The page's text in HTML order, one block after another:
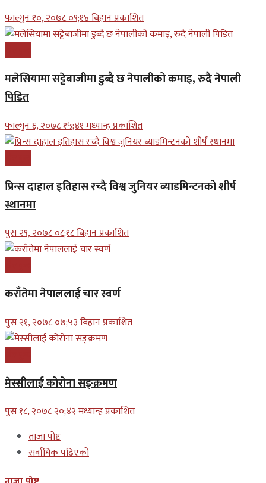
फाल्गुन १०, २०७८ ०९;१४ बिहान प्रकाशित
मलेसियामा सट्टेबाजीमा डुब्दै छ नेपालीको कमाइ, रुदै नेपाली
पिडित
फाल्गुन ६, २०७८ १५;४१ मध्यान्ह प्रकाशित
प्रिन्स दाहाल इतिहास रच्दै विश्व जुनियर ब्याडमिन्टनको शीर्ष
स्थानमा
पुस २९, २०७८ ०८;१८ बिहान प्रकाशित
कराँतेमा नेपाललाई चार स्वर्ण
पुस २१, २०७८ ०७;५३ बिहान प्रकाशित
मेस्सीलाई कोरोना सङ्क्रमण
पुस १८, २०७८ २०;४२ मध्यान्ह प्रकाशित
ताजा पोष्ट
सर्वाधिक पढिएको